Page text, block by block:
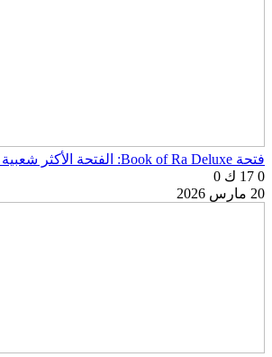
فتحة Book of Ra Deluxe: الفتحة الأكثر شعبية مع الدورات المجانية
0 17 ك
0
20 مارس 2026